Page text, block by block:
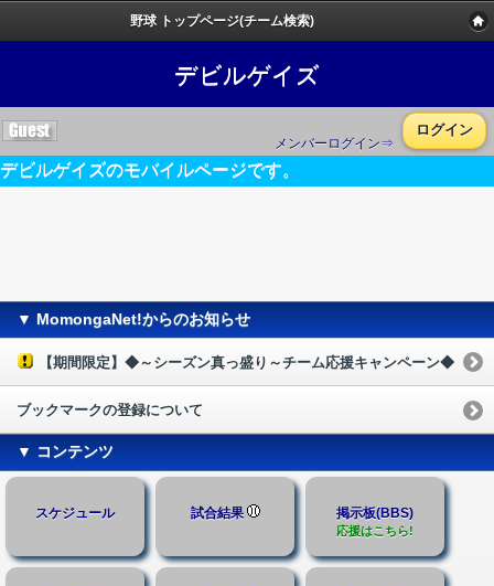
野球 トップページ(チーム検索)
デビルゲイズ
メンバーログイン⇒
ログイン
デビルゲイズのモバイルページです。
▼ MomongaNet!からのお知らせ
【期間限定】◆～シーズン真っ盛り～チーム応援キャンペーン◆
ブックマークの登録について
▼ コンテンツ
スケジュール 試合結果 掲示板(BBS)
応援はこちら!